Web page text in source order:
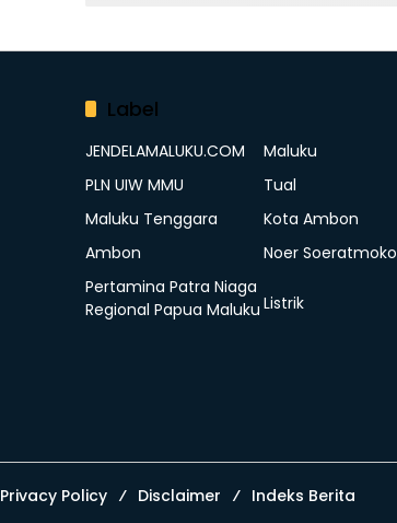
Label
JENDELAMALUKU.COM
Maluku
PLN UIW MMU
Tual
Maluku Tenggara
Kota Ambon
Ambon
Noer Soeratmoko
Pertamina Patra Niaga
Regional Papua Maluku Listrik
Privacy Policy Disclaimer Indeks Berita